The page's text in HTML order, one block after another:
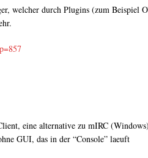
welcher durch Plugins (zum
eine alternative zu mIRC (Windows)
GUI, das in der “Console” laeuft